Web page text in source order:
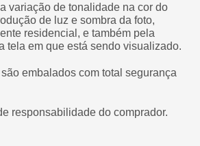
variação de tonalidade na cor do
de luz e sombra da foto,
residencial, e também pela
tela em que está sendo visualizado.
embalados com total segurança
responsabilidade do comprador.